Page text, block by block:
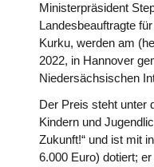
Ministerpräsident
Landesbeauftragte
Kurku, werden am
2022, in Hannover
Niedersächsischen
Der Preis steht unter
Kindern und
Zukunft!“ und ist mit
6.000 Euro) dotiert;